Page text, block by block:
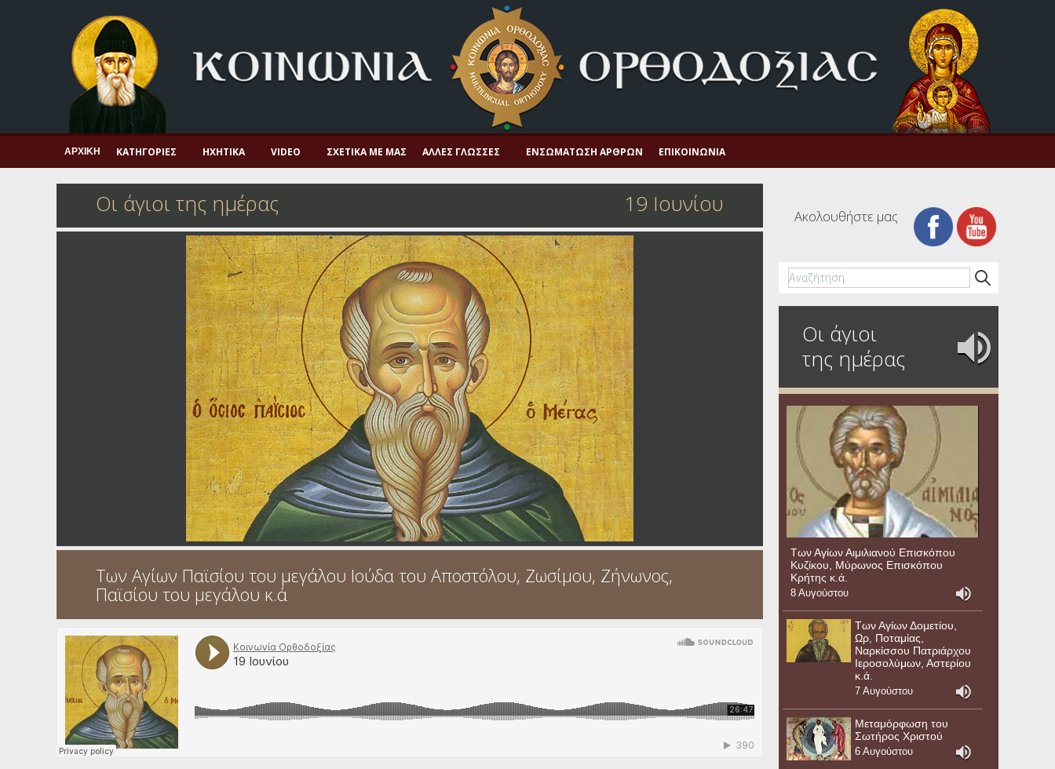
Πνευματική ζωή
Μαρτυρία και διδαχή
Λατρεία και προσευχή
Αγιολόγιο – Εορτολόγιο
Η πίστη στην εποχή μας
ΑΡΧΙΚΉ ΚΑΤΗΓΟΡΊΕΣ ΗΧΗΤΙΚΆ VIDEO ΣΧΕΤΙΚΆ ΜΕ ΜΑΣ ΆΛΛΕΣ ΓΛΏΣΣΕΣ ΕΝΣΩΜΆΤΩΣΗ ΆΡΘΡΩΝ ΕΠΙΚΟΙΝΩΝΊΑ
Οι άγιοι της ημέρας 19 Ιουνίου
Των Αγίων Παϊσίου του μεγάλου Ιούδα του Αποστόλου, Ζωσίμου, Ζήνωνος,
Παϊσίου του μεγάλου κ.ά
Ακολουθήστε μας
Οι άγιοι
της ημέρας
Των Αγίων Αιμιλιανού Επισκόπου
Κυζίκου, Μύρωνος Επισκόπου
Κρήτης κ.ά.
8 Αυγούστου
Των Αγίων Δομετίου,
Ωρ, Ποταμίας,
Ναρκίσσου Πατριάρχου
Ιεροσολύμων, Αστερίου
κ.ά.
7 Αυγούστου
Μεταμόρφωση του
Σωτήρος Χριστού
6 Αυγούστου